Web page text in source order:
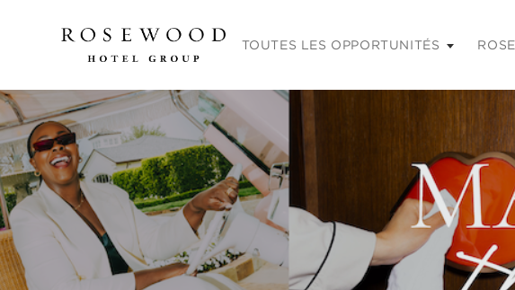
Menu principal. Appuyez sur les touches
TOUTES LES OPPORTUNITÉS